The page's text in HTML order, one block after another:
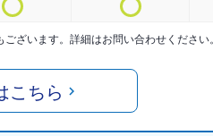
ざいます。詳細はお問い合わせください。
こちら